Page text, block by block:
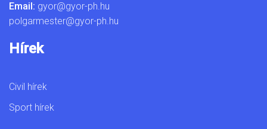
Email: gyor@gyor-ph.hu
polgarmester@gyor-ph.hu
Hírek
Civil hírek
Sport hírek